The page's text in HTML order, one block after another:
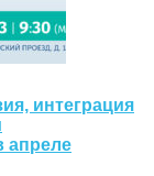
интеграция
апреле